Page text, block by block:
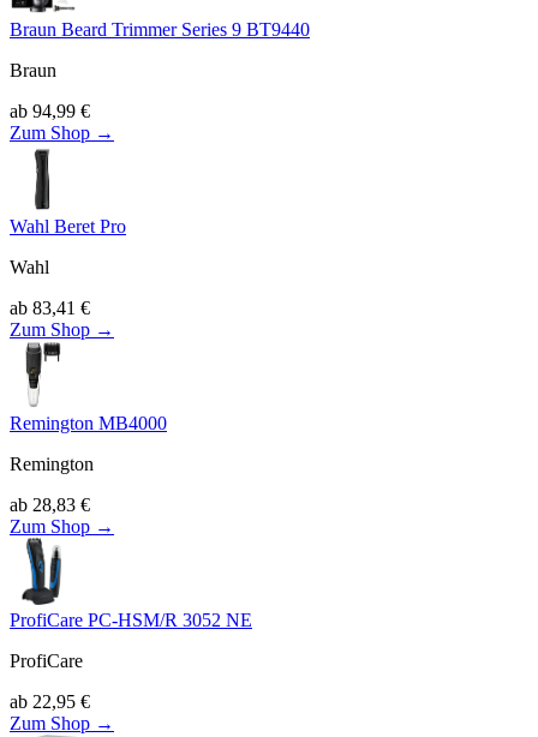
Braun Beard Trimmer Series 9 BT9440
Braun
ab 94,99 €
Zum Shop →
Wahl Beret Pro
Wahl
ab 83,41 €
Zum Shop →
Remington MB4000
Remington
ab 28,83 €
Zum Shop →
ProfiCare PC-HSM/R 3052 NE
ProfiCare
ab 22,95 €
Zum Shop →